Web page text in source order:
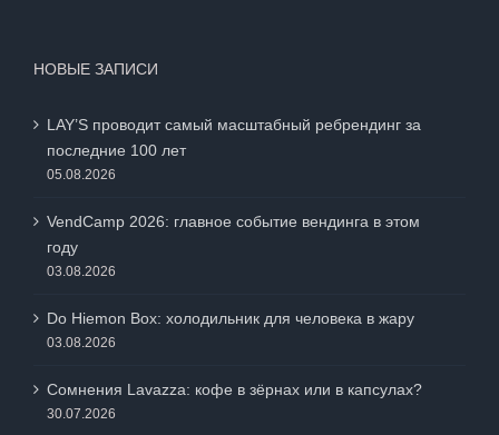
НОВЫЕ ЗАПИСИ
LAY’S проводит самый масштабный ребрендинг за
последние 100 лет
05.08.2026
VendCamp 2026: главное событие вендинга в этом
году
03.08.2026
Do Hiemon Box: холодильник для человека в жару
03.08.2026
Сомнения Lavazza: кофе в зёрнах или в капсулах?
30.07.2026